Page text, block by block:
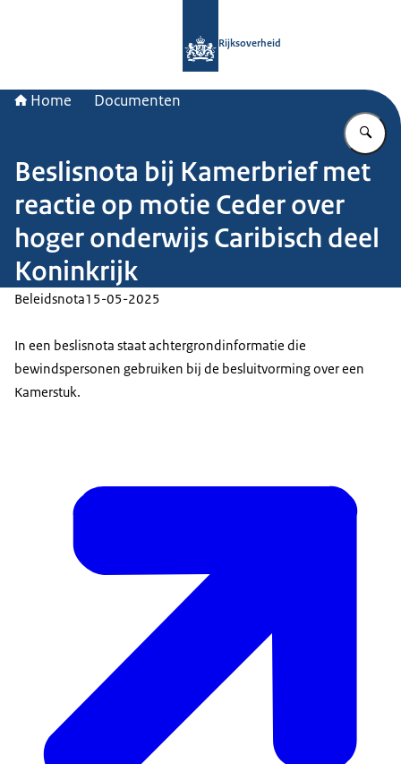
Rijksoverheid
Home Documenten
Beslisnota bij Kamerbrief met
reactie op motie Ceder over
hoger onderwijs Caribisch deel
Koninkrijk
Beleidsnota15-05-2025
In een beslisnota staat achtergrondinformatie die
bewindspersonen gebruiken bij de besluitvorming over een
Kamerstuk.